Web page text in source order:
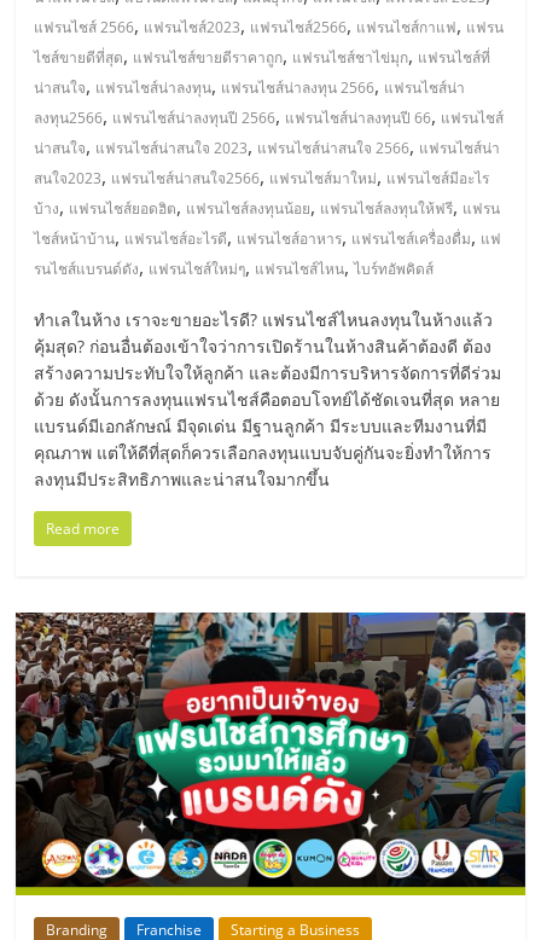
แฟ
รน
ไชส์,
ที่
ปรึกษา
แฟ
รน
ไชส์,
รวม
แฟ
รน
ไชส์
ขาย
แฟ
แฟรนไชส์ 2566, แฟรนไชส์2023, แฟรนไชส์2566, แฟรนไชส์กาแฟ, แฟรน
ไชส์ขายดีที่สุด, แฟรนไชส์ขายดีราคาถูก, แฟรนไชส์ชาไข่มุก, แฟรนไชส์ที่
น่าสนใจ, แฟรนไชส์น่าลงทุน, แฟรนไชส์น่าลงทุน 2566, แฟรนไชส์น่า
ลงทุน2566, แฟรนไชส์น่าลงทุนปี 2566, แฟรนไชส์น่าลงทุนปี 66, แฟรนไชส์
น่าสนใจ, แฟรนไชส์น่าสนใจ 2023, แฟรนไชส์น่าสนใจ 2566, แฟรนไชส์น่า
สนใจ2023, แฟรนไชส์น่าสนใจ2566, แฟรนไชส์มาใหม่, แฟรนไชส์มีอะไร
บ้าง, แฟรนไชส์ยอดฮิต, แฟรนไชส์ลงทุนน้อย, แฟรนไชส์ลงทุนให้ฟรี, แฟรน
ไชส์หน้าบ้าน, แฟรนไชส์อะไรดี, แฟรนไชส์อาหาร, แฟรนไชส์เครื่องดื่ม, แฟ
รนไชส์แบรนด์ดัง, แฟรนไชส์ใหม่ๆ, แฟรนไชส์ไหน,ไบร์ทอัพคิดส์
ทำเลในห้าง เราจะขายอะไรดี? แฟรนไชส์ไหนลงทุนในห้างแล้ว
คุ้มสุด? ก่อนอื่นต้องเข้าใจว่าการเปิดร้านในห้างสินค้าต้องดี ต้อง
สร้างความประทับใจให้ลูกค้า และต้องมีการบริหารจัดการที่ดีร่วม
ด้วย ดังนั้นการลงทุนแฟรนไชส์คือตอบโจทย์ได้ชัดเจนที่สุด หลาย
แบรนด์มีเอกลักษณ์ มีจุดเด่น มีฐานลูกค้า มีระบบและทีมงานที่มี
คุณภาพ แต่ให้ดีที่สุดก็ควรเลือกลงทุนแบบจับคู่กันจะยิ่งทำให้การ
ลงทุนมีประสิทธิภาพและน่าสนใจมากขึ้น
Read more
Branding Franchise Starting a Business